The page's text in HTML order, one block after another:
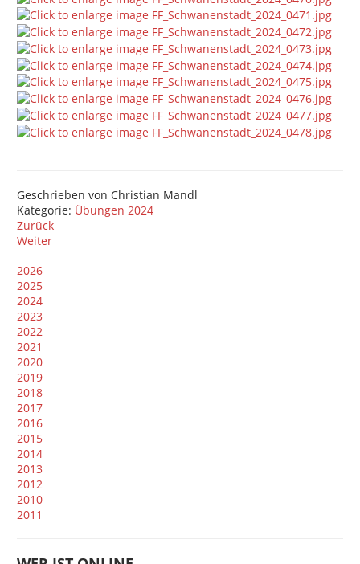
Geschrieben von Christian Mandl
Kategorie: Übungen 2024
Zurück
Weiter
2026
2025
2024
2023
2022
2021
2020
2019
2018
2017
2016
2015
2014
2013
2012
2010
2011